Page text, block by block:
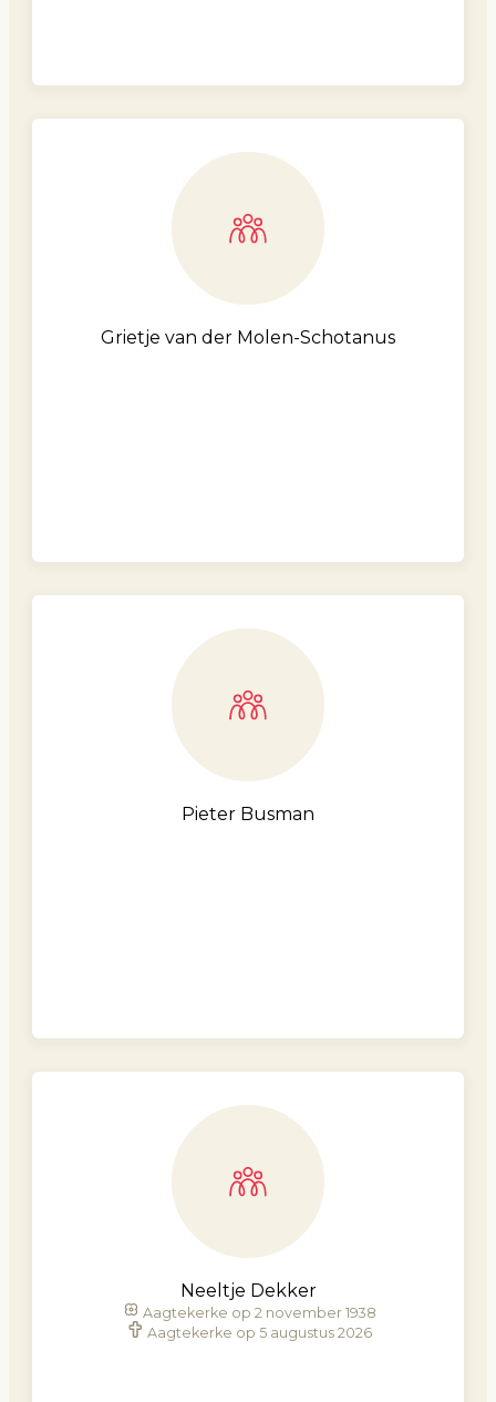
Grietje van der Molen-Schotanus
Pieter Busman
Neeltje Dekker
Aagtekerke op 2 november 1938
Aagtekerke op 5 augustus 2026